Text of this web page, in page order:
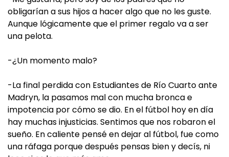
obligarían a sus hijos a hacer algo que no les guste.
Aunque lógicamente que el primer regalo va a ser
una pelota.
-¿Un momento malo?
-La final perdida con Estudiantes de Río Cuarto ante
Madryn, la pasamos mal con mucha bronca e
impotencia por cómo se dio. En el fútbol hoy en día
hay muchas injusticias. Sentimos que nos robaron el
sueño. En caliente pensé en dejar al fútbol, fue como
una ráfaga porque después pensas bien y decís, ni